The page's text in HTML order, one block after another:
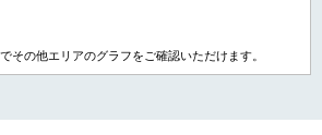
その他エリアのグラフをご確認いただけます。